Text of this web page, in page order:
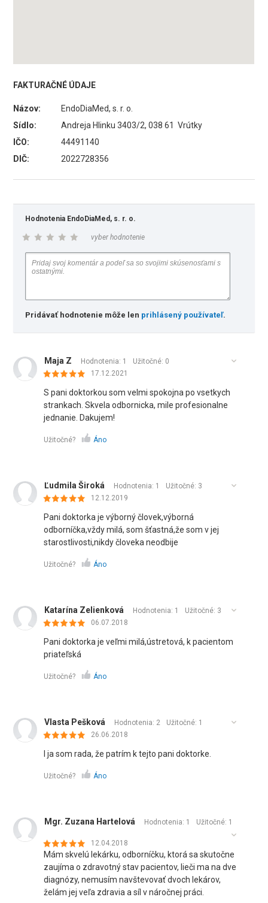
FAKTURAČNÉ ÚDAJE
Názov:
EndoDiaMed, s. r. o.
Sídlo:
Andreja Hlinku 3403/2, 038 61 Vrútky
IČO:
44491140
DIČ:
2022728356
Hodnotenia EndoDiaMed, s. r. o.
vyber hodnotenie
Pridávať hodnotenie môže len prihlásený používateľ.
Maja Z Hodnotenia: 1 Užitočné: 0
17.12.2021
S pani doktorkou som velmi spokojna po vsetkych
strankach. Skvela odbornicka, mile profesionalne
jednanie. Dakujem!
Užitočné? Áno
Ľudmila Široká Hodnotenia: 1 Užitočné: 3
12.12.2019
Pani doktorka je výborný človek,výborná
odborníčka,vždy milá, som šťastná,že som v jej
starostlivosti,nikdy človeka neodbije
Užitočné? Áno
Katarína Zelienková Hodnotenia: 1 Užitočné: 3
06.07.2018
Pani doktorka je veľmi milá,ústretová, k pacientom
priateľská
Užitočné? Áno
Vlasta Pešková Hodnotenia: 2 Užitočné: 1
26.06.2018
I ja som rada, že patrím k tejto pani doktorke.
Užitočné? Áno
Mgr. Zuzana Hartelová Hodnotenia: 1 Užitočné: 1
12.04.2018
Mám skvelú lekárku, odborníčku, ktorá sa skutočne
zaujíma o zdravotný stav pacientov, lieči ma na dve
diagnózy, nemusím navštevovať dvoch lekárov,
želám jej veľa zdravia a síl v náročnej práci.